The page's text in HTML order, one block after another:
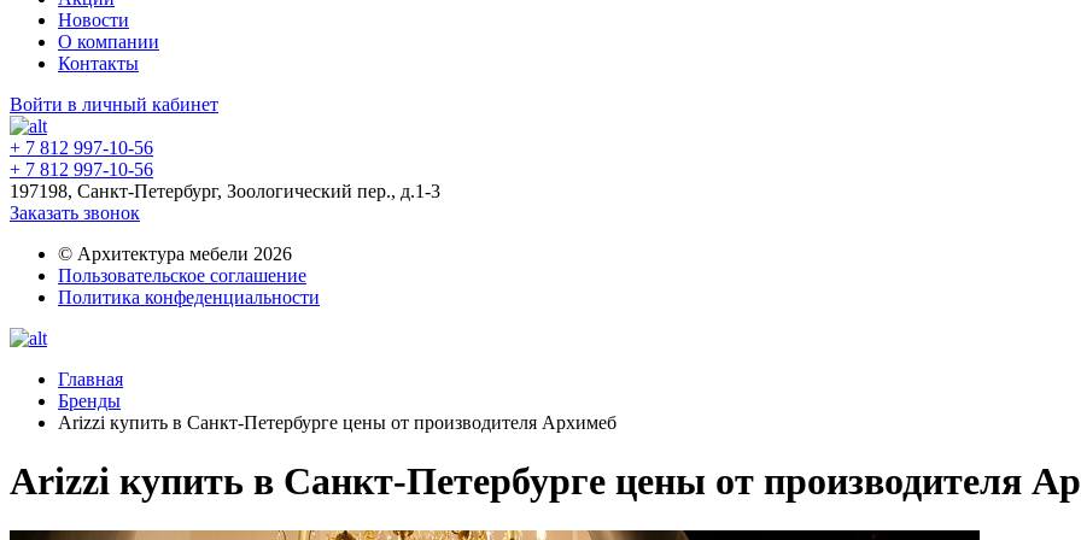
Новости
О компании
Контакты
Войти в личный кабинет
+ 7 812 997-10-56
+ 7 812 997-10-56
197198, Санкт-Петербург, Зоологический пер., д.1-3
Заказать звонок
© Архитектура мебели 2026
Пользовательское соглашение
Политика конфеденциальности
Главная
Бренды
Arizzi купить в Санкт-Петербурге цены от производителя Архимеб
Arizzi купить в Санкт-Петербурге цены от производителя